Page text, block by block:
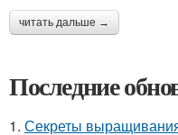
читать дальше →
Последние
1. Секреты